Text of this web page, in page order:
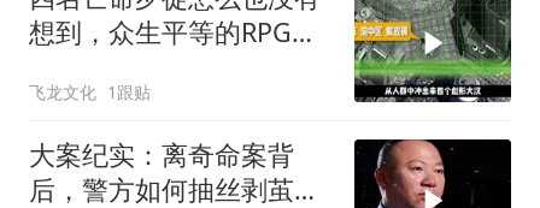
想到，众生平等的RPG都
飞龙文化 1跟贴
大案纪实：离奇命案背
后，警方如何抽丝剥茧擒